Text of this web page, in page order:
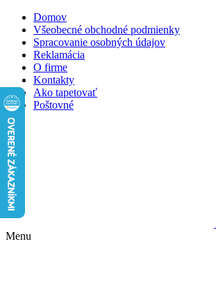
Domov
Všeobecné obchodné podmienky
Spracovanie osobných údajov
Reklamácia
O firme
Kontakty
Ako tapetovať
Poštovné
Menu